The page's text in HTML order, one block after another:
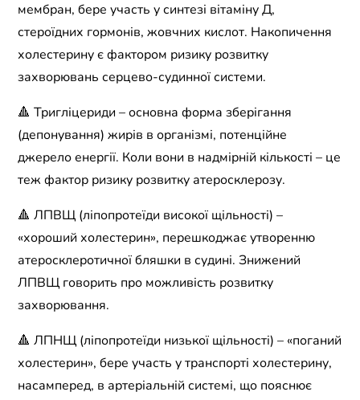
мембран, бере участь у синтезі вітаміну Д,
стероїдних гормонів, жовчних кислот. Накопичення
холестерину є фактором ризику розвитку
захворювань серцево-судинної системи.
🔺 Тригліцериди – основна форма зберігання
(депонування) жирів в організмі, потенційне
джерело енергії. Коли вони в надмірній кількості – це
теж фактор ризику розвитку атеросклерозу.
🔺 ЛПВЩ (ліпопротеїди високої щільності) –
«хороший холестерин», перешкоджає утворенню
атеросклеротичної бляшки в судині. Знижений
ЛПВЩ говорить про можливість розвитку
захворювання.
🔺 ЛПНЩ (ліпопротеїди низької щільності) – «поганий
холестерин», бере участь у транспорті холестерину,
насамперед, в артеріальній системі, що пояснює